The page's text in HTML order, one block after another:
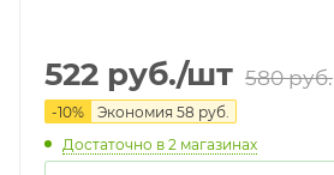
522 руб./шт 580руб.
-10% Экономия 58 руб.
Достаточно в 2 магазинах